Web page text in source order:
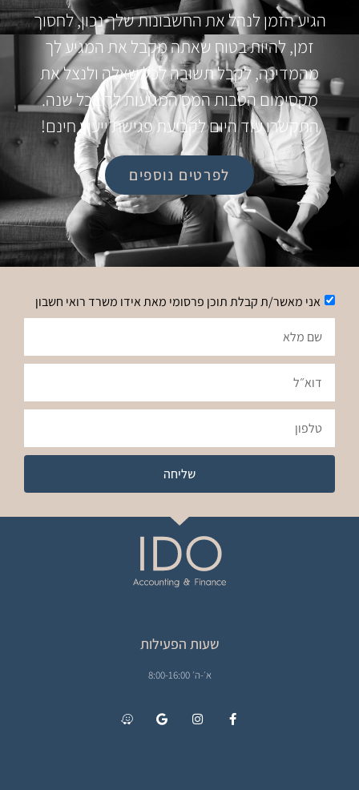
הגיע הזמן לנהל את החשבונות שלך נכון, לחסוך
זמן, להיות בטוח שאתה מקבל את המגיע לך
מהמדינה, לקבל תשובה לכל שאלה ולנצל את
מקסימום הטבות המס המגיעות לך בכל שנה.
התקשרו עוד היום לקביעת פגישת ייעוץ חינם!
לפרטים נוספים
אני מאשר/ת קבלת תוכן פרסומי מאת אידו משרד רואי חשבון
שליחה
שעות הפעילות
א׳-ה׳ 8:00-16:00